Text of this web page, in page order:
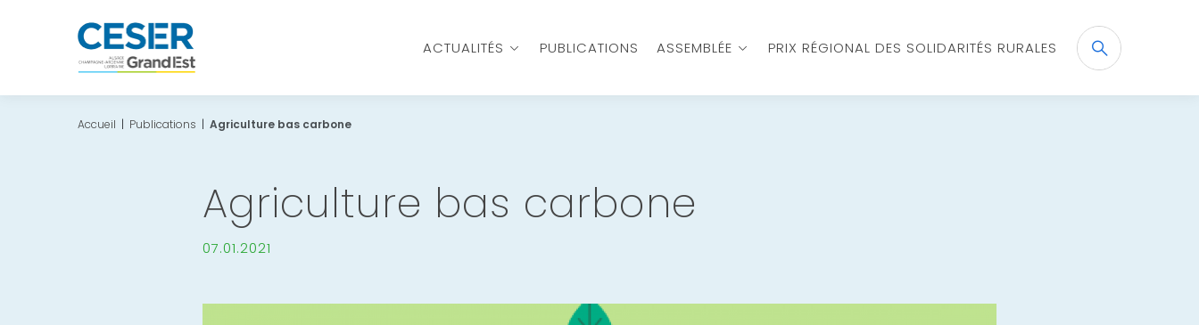
ACTUALITÉS PUBLICATIONS ASSEMBLÉE PRIX RÉGIONAL DES SOLIDARITÉS RURALESRecherche
OK
Accueil | Publications | Agriculture bas carbone
Agriculture bas carbone
07.01.2021